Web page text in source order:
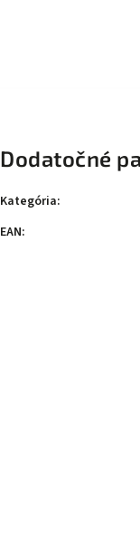
Dodatočné
Kategória:
EAN: